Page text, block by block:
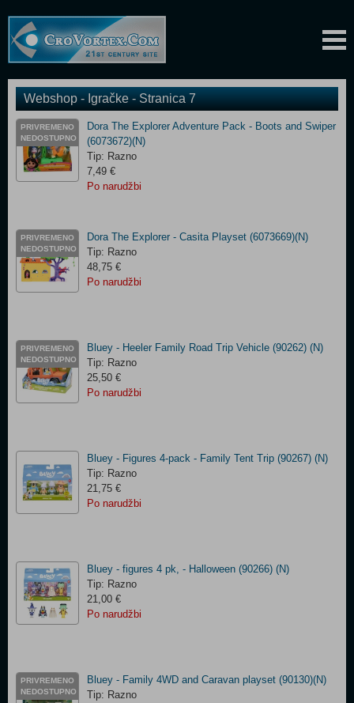
Webshop - Igračke - Stranica 7
PRIVREMENO
NEDOSTUPNO
Dora The Explorer Adventure Pack - Boots and Swiper
(6073672)(N)
Tip: Razno
7,49 €
Po narudžbi
PRIVREMENO
NEDOSTUPNO
Dora The Explorer - Casita Playset (6073669)(N)
Tip: Razno
48,75 €
Po narudžbi
PRIVREMENO
NEDOSTUPNO
Bluey - Heeler Family Road Trip Vehicle (90262) (N)
Tip: Razno
25,50 €
Po narudžbi
Bluey - Figures 4-pack - Family Tent Trip (90267) (N)
Tip: Razno
21,75 €
Po narudžbi
Bluey - figures 4 pk, - Halloween (90266) (N)
Tip: Razno
21,00 €
Po narudžbi
PRIVREMENO
NEDOSTUPNO
Bluey - Family 4WD and Caravan playset (90130)(N)
Tip: Razno